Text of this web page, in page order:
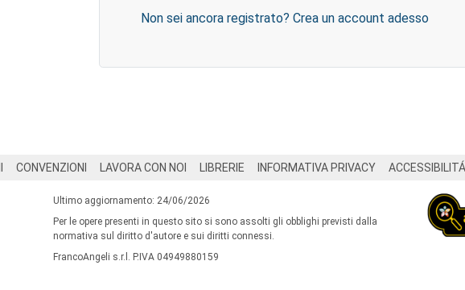
Non sei ancora registrato? Crea un account adesso
CONVENZIONI LAVORA CON NOI LIBRERIE INFORMATIVA PRIVACY ACCESSIBILITÁ
Ultimo aggiornamento: 24/06/2026
Per le opere presenti in questo sito si sono assolti gli obblighi previsti dalla
normativa sul diritto d'autore e sui diritti connessi.
FrancoAngeli s.r.l. P.IVA 04949880159